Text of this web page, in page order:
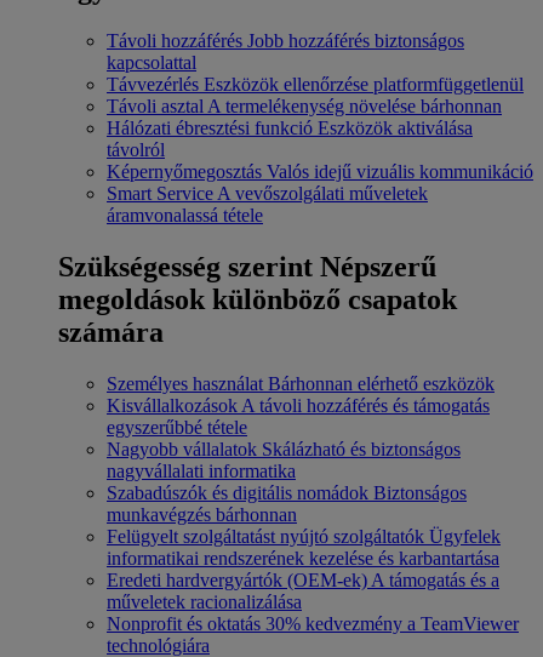
Távoli hozzáférés Jobb hozzáférés biztonságos
kapcsolattal
Távvezérlés Eszközök ellenőrzése platformfüggetlenül
Távoli asztal A termelékenység növelése bárhonnan
Hálózati ébresztési funkció Eszközök aktiválása
távolról
Képernyőmegosztás Valós idejű vizuális kommunikáció
Smart Service A vevőszolgálati műveletek
áramvonalassá tétele
Szükségesség szerint Népszerű
megoldások különböző csapatok
számára
Személyes használat Bárhonnan elérhető eszközök
Kisvállalkozások A távoli hozzáférés és támogatás
egyszerűbbé tétele
Nagyobb vállalatok Skálázható és biztonságos
nagyvállalati informatika
Szabadúszók és digitális nomádok Biztonságos
munkavégzés bárhonnan
Felügyelt szolgáltatást nyújtó szolgáltatók Ügyfelek
informatikai rendszerének kezelése és karbantartása
Eredeti hardvergyártók (OEM-ek) A támogatás és a
műveletek racionalizálása
Nonprofit és oktatás 30% kedvezmény a TeamViewer
technológiára